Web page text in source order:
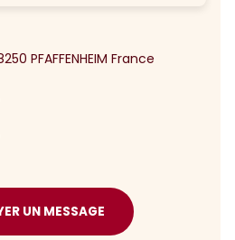
PFAFFENHEIM France
UN MESSAGE